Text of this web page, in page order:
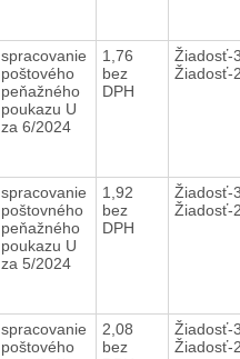
spracovanie
poštového
peňažného
poukazu U
za 6/2024
1,76
bez
DPH
Žiadosť-
Žiadosť-
spracovanie
poštovného
peňažného
poukazu U
za 5/2024
1,92
bez
DPH
Žiadosť-
Žiadosť-
spracovanie
poštového
2,08
bez
Žiadosť-
Žiadosť-